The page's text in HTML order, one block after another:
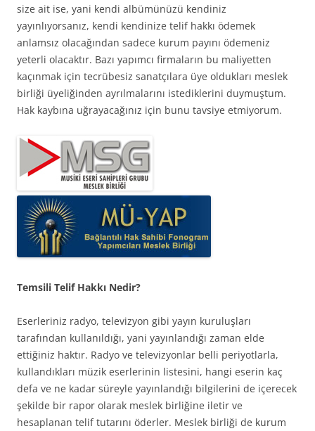
size ait ise, yani kendi albümünüzü kendiniz
yayınlıyorsanız, kendi kendinize telif hakkı ödemek
anlamsız olacağından sadece kurum payını ödemeniz
yeterli olacaktır. Bazı yapımcı firmaların bu maliyetten
kaçınmak için tecrübesiz sanatçılara üye oldukları meslek
birliği üyeliğinden ayrılmalarını istediklerini duymuştum.
Hak kaybına uğrayacağınız için bunu tavsiye etmiyorum.
Temsili Telif Hakkı Nedir?
Eserleriniz radyo, televizyon gibi yayın kuruluşları
tarafından kullanıldığı, yani yayınlandığı zaman elde
ettiğiniz haktır. Radyo ve televizyonlar belli periyotlarla,
kullandıkları müzik eserlerinin listesini, hangi eserin kaç
defa ve ne kadar süreyle yayınlandığı bilgilerini de içerecek
şekilde bir rapor olarak meslek birliğine iletir ve
hesaplanan telif tutarını öderler. Meslek birliği de kurum